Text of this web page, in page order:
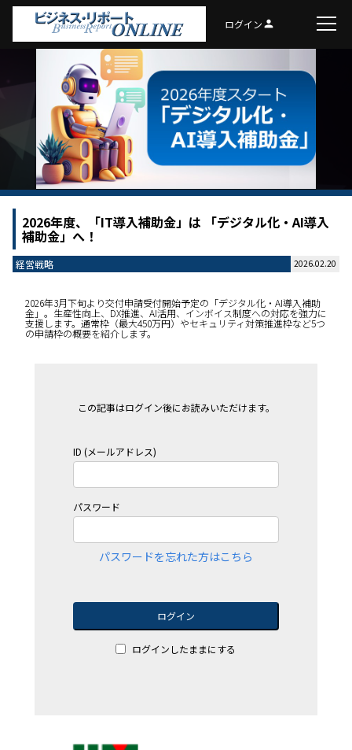
ログインperson
2026年度、「IT導入補助金」は 「デジタル化・AI導入
補助金」へ！
経営戦略 2026.02.20
2026年3月下旬より交付申請受付開始予定の「デジタル化・AI導入補助
金」。生産性向上、DX推進、AI活用、インボイス制度への対応を強力に
支援します。通常枠（最大450万円）やセキュリティ対策推進枠など5つ
の申請枠の概要を紹介します。
この記事はログイン後にお読みいただけます。
ID (メールアドレス)
パスワード
パスワードを忘れた方はこちら
ログイン
ログインしたままにする